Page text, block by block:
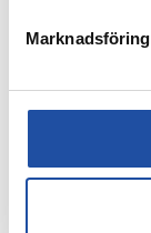
Marknadsföring
NYHETER